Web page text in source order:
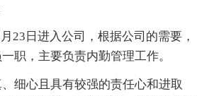
23日进入公司，根据公司的需要，
职，主要负责内勤管理工作。
细心且具有较强的责任心和进取